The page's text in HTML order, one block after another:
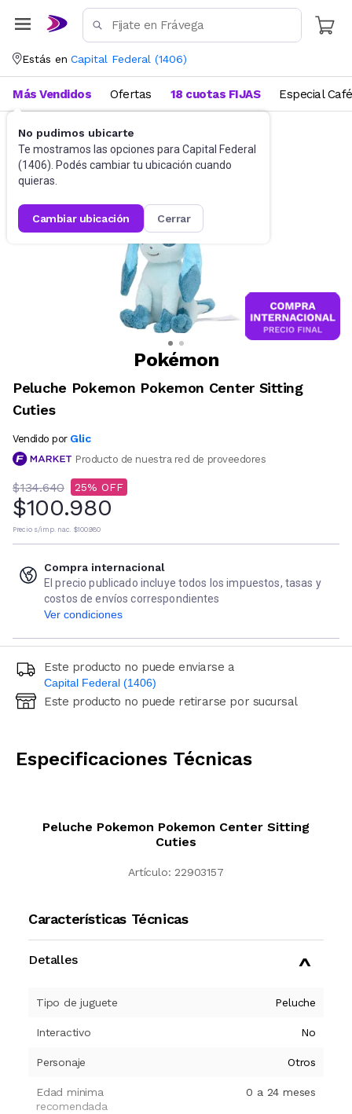
Estás en Capital Federal (1406)
No pudimos ubicarte
Te mostramos las opciones para Capital Federal
(1406). Podés cambiar tu ubicación cuando
quieras.
cambiar ubicación cerrar
Más Vendidos Ofertas 18 cuotas FIJAS Especial Café
Juguetes y Juegos
Pokémon
Peluche Pokemon Pokemon Center Sitting
Cuties
Vendido por Glic
Producto de nuestra red de proveedores
$134.640 25
$100.980
Precio s/imp. nac. $100.980
Compra internacional
El precio publicado incluye todos los impuestos, tasas y
costos de envíos correspondientes
Ver condiciones
Este producto no puede enviarse a
Capital Federal (1406)
Ingresá código postal (sólo números)
Este producto no puede retirarse por sucursal
Especificaciones Técnicas
Peluche Pokemon Pokemon Center Sitting
Cuties
Artículo: 22903157
Características Técnicas
Detalles
Tipo de juguete Peluche
Interactivo No
Personaje Otros
Edad minima
recomendada
0 a 24 meses